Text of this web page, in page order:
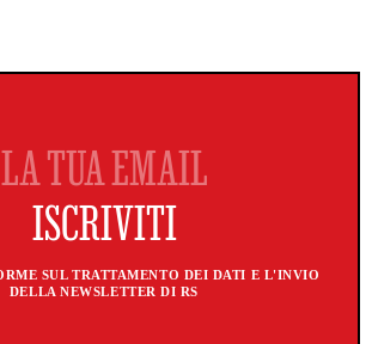
SUL TRATTAMENTO DEI DATI E L'INVIO
DELLA NEWSLETTER DI RS